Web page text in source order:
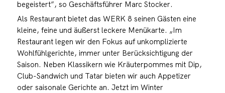
begeistert”, so Geschäftsführer Marc Stocker.
Als Restaurant bietet das WERK 8 seinen Gästen eine
kleine, feine und äußerst leckere Menükarte. „Im
Restaurant legen wir den Fokus auf unkomplizierte
Wohlfühlgerichte, immer unter Berücksichtigung der
Saison. Neben Klassikern wie Kräuterpommes mit Dip,
Club-Sandwich und Tatar bieten wir auch Appetizer
oder saisonale Gerichte an. Jetzt im Winter